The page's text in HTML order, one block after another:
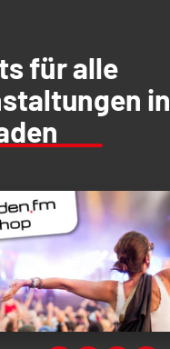
für alle
in